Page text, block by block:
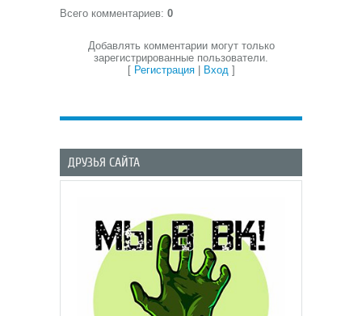
Всего комментариев: 0
Добавлять комментарии могут только
зарегистрированные пользователи.
[ Регистрация| Вход]
ДРУЗЬЯ САЙТА